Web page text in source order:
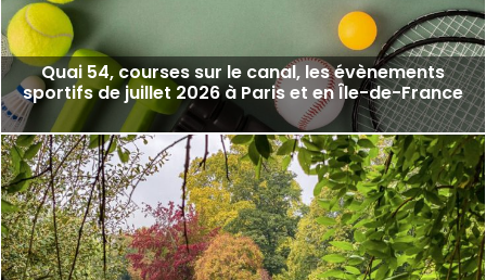
Quai 54, courses sur le canal, les évènements
sportifs de juillet 2026 à Paris et en Île-de-France